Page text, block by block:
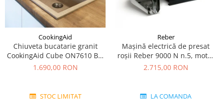
CookingAid
Chiuveta bucatarie granit
CookingAid Cube ON7610 Bej
Pigmentat / Avena + accesorii
1.690,00 RON
STOC LIMITAT
Reber
Mașină electrică de presat
roşii Reber 9000 N n.5, motor
prin inducție de 600W,
2.715,00 RON
LA COMANDA